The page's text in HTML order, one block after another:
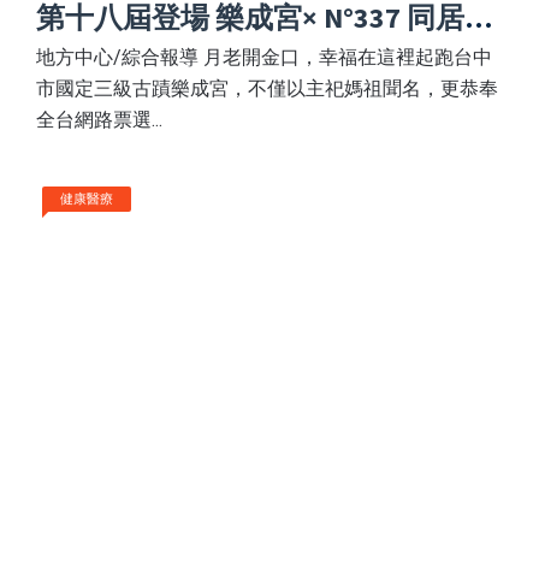
第十八屆登場 樂成宮× N°337 同居約
會共創文化新風貌
地方中心/綜合報導 月老開金口，幸福在這裡起跑台中
市國定三級古蹟樂成宮，不僅以主祀媽祖聞名，更恭奉
全台網路票選...
健康醫療